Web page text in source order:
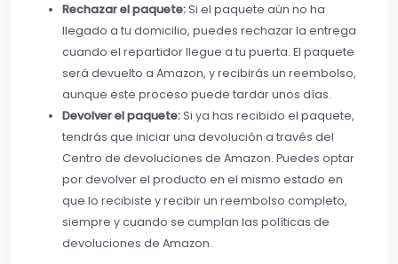
Rechazar el paquete:Si el paquete aún no ha
llegado a tu domicilio, puedes rechazar la entrega
cuando el repartidor llegue a tu puerta. El paquete
será devuelto a Amazon, y recibirás un reembolso,
aunque este proceso puede tardar unos días.
Devolver el paquete:Si ya has recibido el paquete,
tendrás que iniciar una devolución a través del
Centro de devoluciones de Amazon. Puedes optar
por devolver el producto en el mismo estado en
que lo recibiste y recibir un reembolso completo,
siempre y cuando se cumplan las políticas de
devoluciones de Amazon.